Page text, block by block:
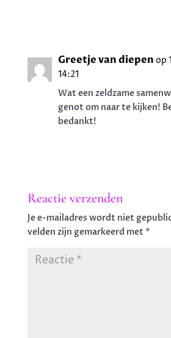
Greetje van diepen op
14:21
Wat een zeldzame
genot om naar te kijken!
bedankt!
Reactie verzenden
Je e-mailadres wordt niet
velden zijn gemarkeerd met *